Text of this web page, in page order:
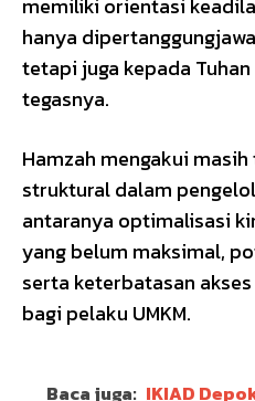
memiliki orientasi
hanya
tetapi juga kepada Tuhan
tegasnya.
Hamzah mengakui
struktural dalam
antaranya optimalisasi
yang belum maksimal,
serta keterbatasan
bagi pelaku UMKM.
Baca juga: IKIAD